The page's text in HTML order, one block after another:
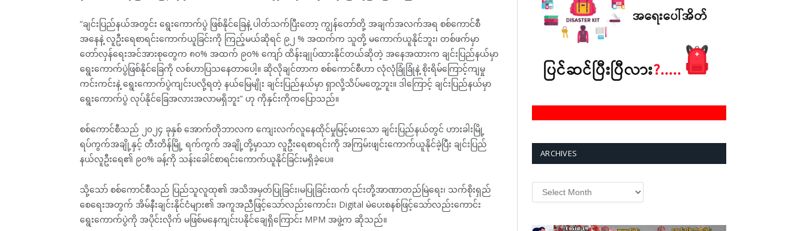
“ချင်းပြည်နယ်အတွင်း ရွေးကောက်ပွဲ ‌ဖြစ်နိုင်‌ခြေနဲ့ ပါတ်သက်ပြီးတော့ ကျွန်တော်တို့ အချက်အလက်အရ စစ်ကောင်စီ
အနေနဲ့ လူဦးရေစာရင်းကောက်ယူခြင်းကို ကြည့်မယ်ဆိုရင် ၉၂ % အထက်က သူတို့ မကောက်ယူနိုင်ဘူး၊ တစ်ဖက်မှာ
တော်လှန်ရေးအင်အားစုတွေက ၈၀% အထက် ၉၀% ကျော် ထိန်းချုပ်ထားနိုင်တယ်ဆိုတဲ့ အနေအထားက ချင်းပြည်နယ်မှာ
ရွေးကောက်ပွဲဖြစ်နိုင်ခြေကို လစ်ဟာပြသနေတာပေါ့။ ဆိုလိုချင်တာက စစ်ကောင်စီဟာ လုံလုံခြုံခြုံနဲ့ စိုးရိမ်ကြောင့်ကျမှု
ကင်းကင်းနဲ့ ရွေးကောက်ပွဲကျင်းပလို့ရတဲ့ နယ်မြေမျိုး ချင်းပြည်နယ်မှာ ရှာလို့သိပ်မတွေ့ဘူး။ ဒါကြောင့် ချင်းပြည်နယ်မှာ
ရွေးကောက်ပွဲ လုပ်နိုင်ခြေအလားအလာမရှိဘူး” ဟု ကိုနှင်းကိုကပြောသည်။
စစ်ကောင်စီသည် ၂၀၂၄ ခုနှစ် အောက်တိုဘာလက ကျေးလက်လူနေထိုင်မှုမြင့်မားသော ချင်းပြည်နယ်တွင် ဟားခါးမြို့
ရပ်ကွက်အချို့နှင့် တီးတိန်မြို့ ရက်ကွက် အချို့တို့မှာသာ လူဦးရေစာရင်းကို အကြမ်းဖျင်းကောက်ယူနိုင်ခဲ့ပြီး ချင်းပြည်
နယ်လူဦးရေ၏ ၉၀% ခန့်ကို သန်းခေါင်စာရင်းကောက်ယူနိုင်ခြင်းမရှိခဲ့ပေ။
သို့သော် စစ်ကောင်စီသည် ပြည်သူလူထု၏ အသိအမှတ်ပြုခြင်း၊မပြုခြင်းထက် ၎င်းတို့အာဏာတည်မြဲရေး၊ သက်စိုးရှည်
စေရေးအတွက် အိမ်နီးချင်းနိုင်ငံများ၏ အကူအညီဖြင့်‌သော်လည်းကောင်း၊ Digital မဲပေးစနစ်ဖြင့်သော်လည်းကောင်း
ရွေးကောက်ပွဲကို အပိုင်းလိုက် မဖြစ်မနေကျင်းပနိုင်ချေရှိကြောင်း MPM အဖွဲ့က ဆိုသည်။
ARCHIVES
Archives